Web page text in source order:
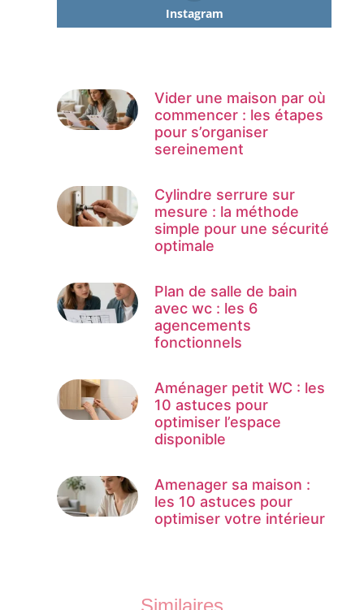
Instagram
Vider une maison par où
commencer : les étapes
pour s’organiser
sereinement
Cylindre serrure sur
mesure : la méthode
simple pour une sécurité
optimale
Plan de salle de bain
avec wc : les 6
agencements
fonctionnels
Aménager petit WC : les
10 astuces pour
optimiser l’espace
disponible
Amenager sa maison :
les 10 astuces pour
optimiser votre intérieur
Similaires